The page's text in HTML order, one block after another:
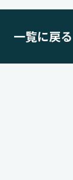
一覧に戻る